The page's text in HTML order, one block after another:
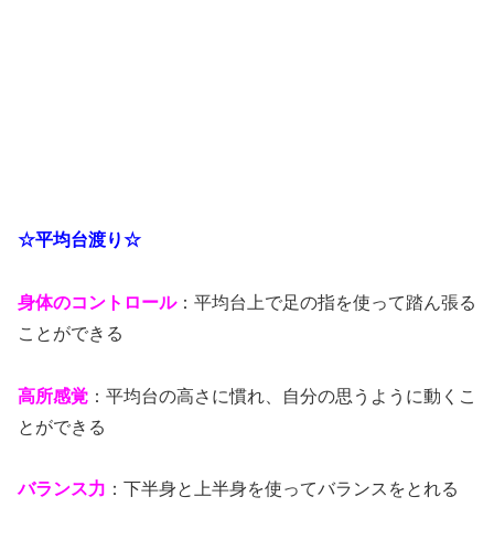
☆平均台渡り☆
身体のコントロール：平均台上で足の指を使って踏ん張る
ことができる
高所感覚 ：平均台の高さに慣れ、自分の思うように動くこ
とができる
バランス力 ：下半身と上半身を使ってバランスをとれる